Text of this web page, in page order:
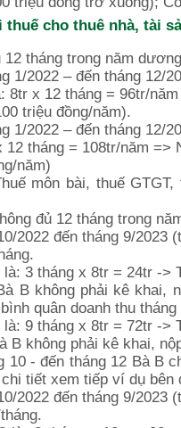
cho thuê nhà, tài
tháng trong năm
1/2022 – đến tháng 12/
8tr x 12 tháng = 96tr/
triệu đồng/năm).
1/2022 – đến tháng 12/
tháng = 108tr/năm
năm)
môn bài, thuế
đủ 12 tháng trong
2022 đến tháng 9/
3 tháng x 8tr = 24tr ->
B không phải kê khai,
quân doanh thu
9 tháng x 8tr = 72tr ->
B không phải kê khai,
10 - đến tháng 12 Bà B
tiết xem tiếp ví dụ bên
2022 đến tháng 9/